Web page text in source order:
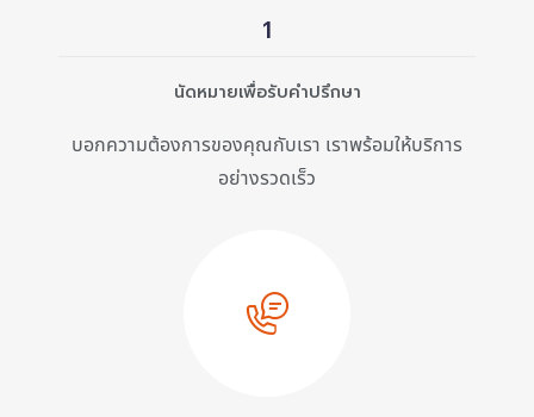
1
นัดหมายเพื่อรับคำปรึกษา
บอกความต้องการของคุณกับเรา เราพร้อมให้บริการ
อย่างรวดเร็ว